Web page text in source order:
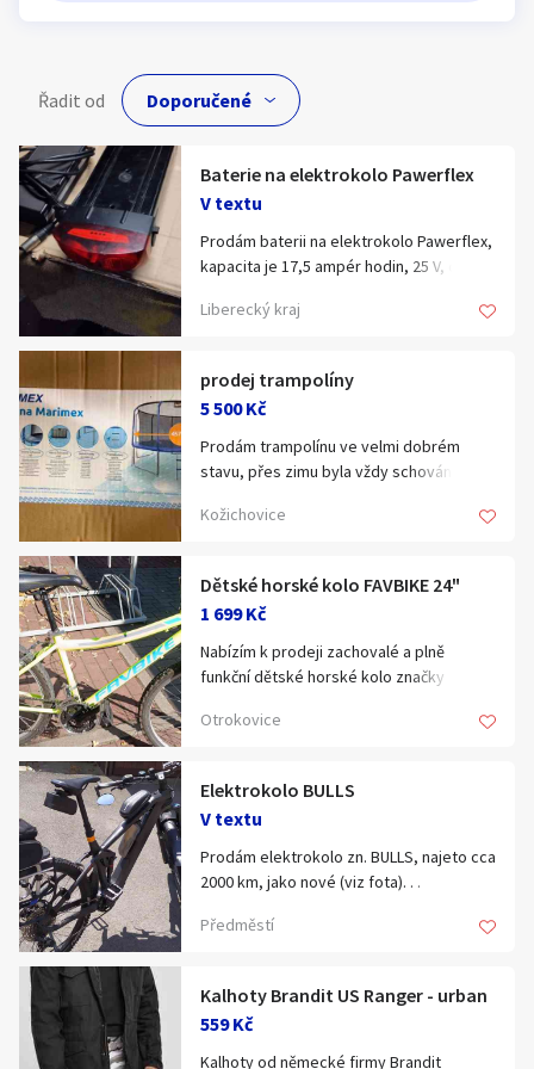
Řadit od
Baterie na elektrokolo Pawerflex
V textu
Prodám baterii na elektrokolo Pawerflex,
kapacita je 17,5 ampér hodin, 25 V, cena
Liberecký kraj
prodej trampolíny
5 500 Kč
Prodám trampolínu ve velmi dobrém
stavu, přes zimu byla vždy schována,
jako nová, použita byla jen dvě léta, cena
Tel: 770191991
Kožichovice
Dětské horské kolo FAVBIKE 24"
1 699 Kč
Nabízím k prodeji zachovalé a plně
funkční dětské horské kolo značky
barvě. Kolo je lehoučké, seřízené a
Technické parametry a výbava:
Rám: hliníkový (Alu), velikost 15"
Vidlice: pevná
Kola: 24"
(celkem 21 rychlostí)
Kolo je ve velmi pěkném stavu - viz foto,
lehké na šlapání i manipulaci. Ideální pro
Otrokovice
Elektrokolo BULLS
V textu
Prodám elektrokolo zn. BULLS, najeto cca
2000 km, jako nové (viz fota). . .
Původní cena bez doplňků 131 000, -
Předměstí
Kalhoty Brandit US Ranger - urban
559 Kč
Kalhoty od německé firmy Brandit
Celá ČR
Hlavní město Praha
Jihočeský kraj
Jihomoravský kraj
Zobrazit všechny regiony
Stáří inzerátu
Hledat v textu
Nabídka/poptávka
Ráno Večer
E-mail
Souhlasím s personalizací nabídek, zasíláním
marketingových materiálů a upozornění.